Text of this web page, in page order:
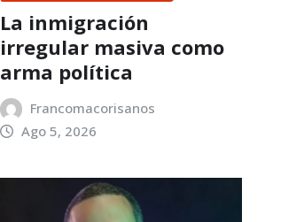
La inmigración
irregular masiva como
arma política
Francomacorisanos
Ago 5, 2026